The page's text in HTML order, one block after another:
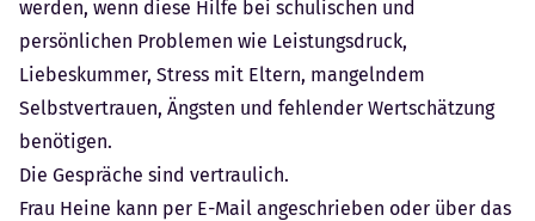
werden, wenn diese Hilfe bei schulischen und
persönlichen Problemen wie Leistungsdruck,
Liebeskummer, Stress mit Eltern, mangelndem
Selbstvertrauen, Ängsten und fehlender Wertschätzung
benötigen.
Die Gespräche sind vertraulich.
Frau Heine kann per E-Mail angeschrieben oder über das